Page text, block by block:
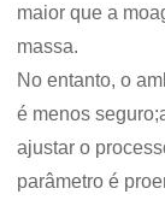
maior que a
massa.
No entanto, o
é menos
ajustar o
parâmetro é